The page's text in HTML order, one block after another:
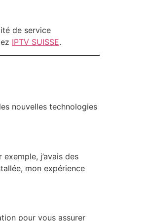
de service
IPTV SUISSE.
nouvelles technologies
j’avais des
mon expérience
pour vous assurer